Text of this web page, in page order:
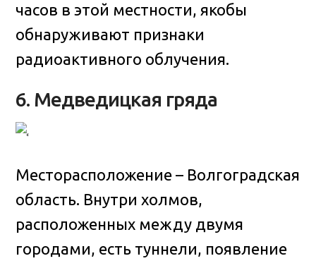
часов в этой местности, якобы
обнаруживают признаки
радиоактивного облучения.
6. Медведицкая гряда
Месторасположение – Волгоградская
область. Внутри холмов,
расположенных между двумя
городами, есть туннели, появление